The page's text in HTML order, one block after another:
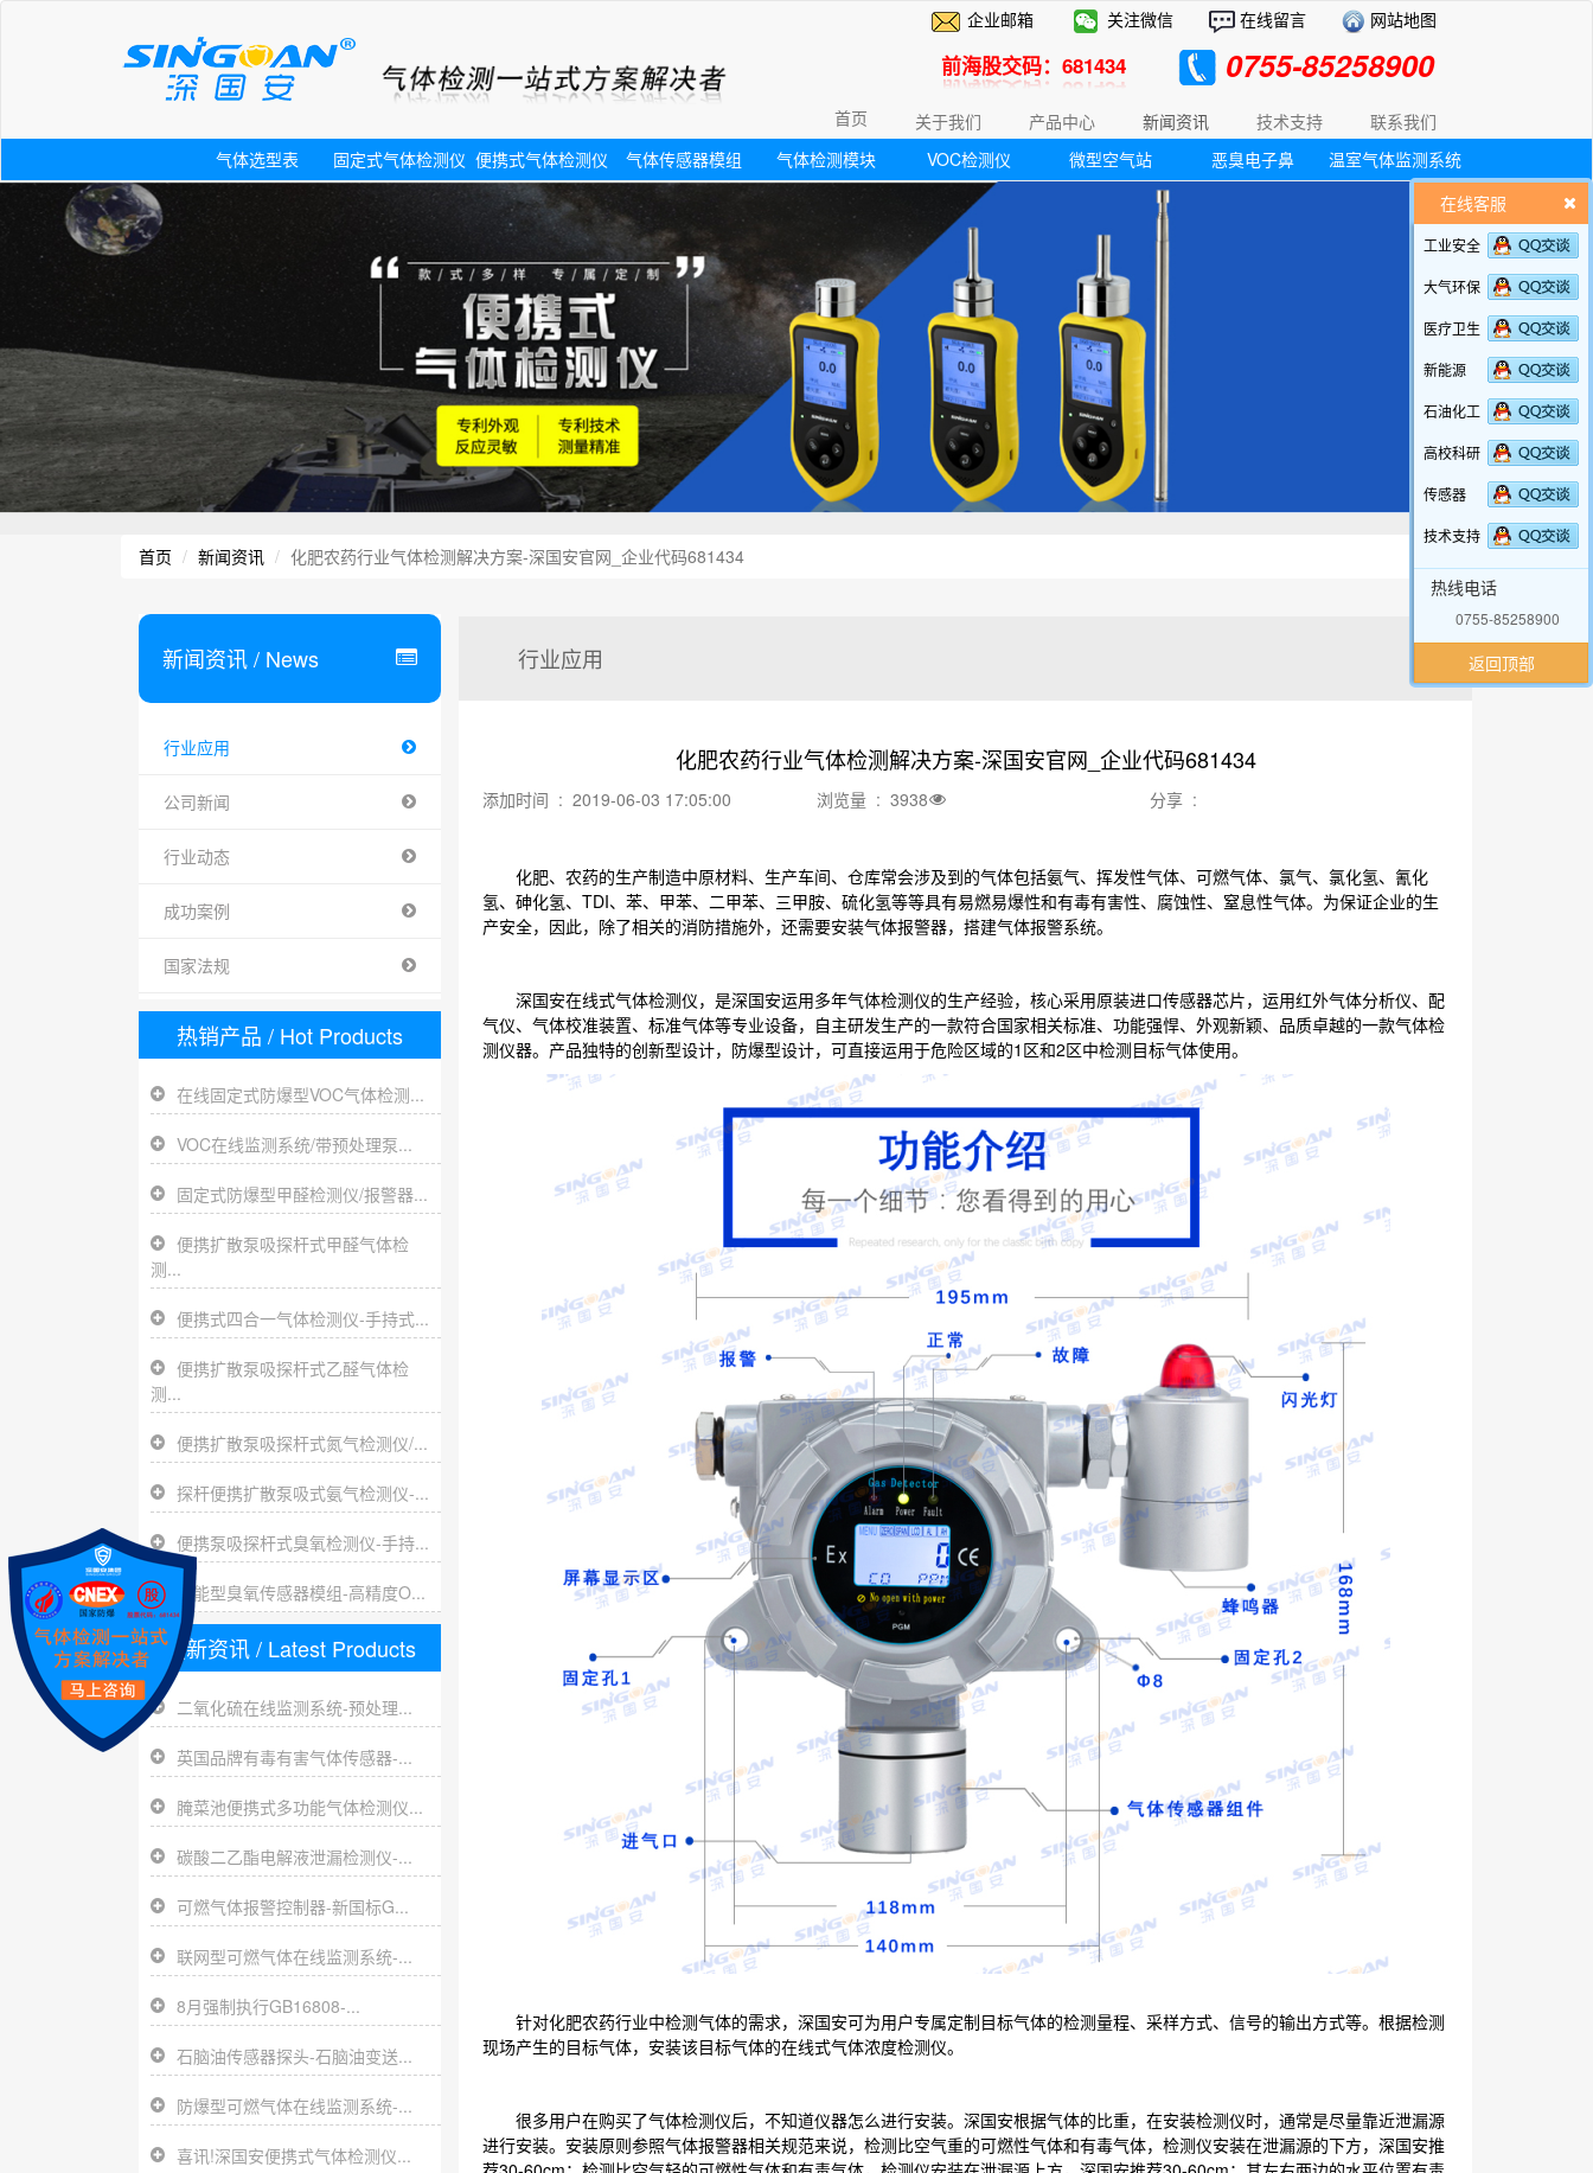
企业邮箱 关注微信 在线留言 网站地图
前海股交码：681434 0755-85258900
首页 关于我们 产品中心 新闻资讯 技术支持
联系我们
气体选型表
固定式气体检测仪 便携式气体检测仪 气体传感器模组 气体检测模块 VOC检测仪 微型空气站 恶臭电子鼻 温室气体监测系统
首页 新闻资讯 化肥农药行业气体检测解决方案-深国安官网_企业代码681434
新闻资讯/ News
行业应用
公司新闻
行业动态
成功案例
国家法规
热销产品 / Hot Products
在线固定式防爆型VOC气体检测...
VOC在线监测系统/带预处理泵...
固定式防爆型甲醛检测仪/报警器...
便携扩散泵吸探杆式甲醛气体检
测...
便携式四合一气体检测仪-手持式...
便携扩散泵吸探杆式乙醛气体检
测...
便携扩散泵吸探杆式氮气检测仪/...
探杆便携扩散泵吸式氨气检测仪-...
便携泵吸探杆式臭氧检测仪-手持...
智能型臭氧传感器模组-高精度O...
最新资讯/ Latest Products
二氧化硫在线监测系统-预处理...
英国品牌有毒有害气体传感器-...
腌菜池便携式多功能气体检测仪...
碳酸二乙酯电解液泄漏检测仪-...
可燃气体报警控制器-新国标G...
联网型可燃气体在线监测系统-...
8月强制执行GB16808-...
石脑油传感器探头-石脑油变送...
防爆型可燃气体在线监测系统-...
喜讯!深国安便携式气体检测仪...
行业应用
化肥农药行业气体检测解决方案-深国安官网_企业代码681434
添加时间 : 2019-06-03 17:05:00 浏览量 : 3938 分享 :
化肥、农药的生产制造中原材料、生产车间、仓库常会涉及到的气体包括氨气、挥发性气体、可燃气体、氯气、氯化氢、氰化
氢、砷化氢、TDI、苯、甲苯、二甲苯、三甲胺、硫化氢等等具有易燃易爆性和有毒有害性、腐蚀性、窒息性气体。为保证企业的生
产安全，因此，除了相关的消防措施外，还需要安装气体报警器，搭建气体报警系统。
深国安在线式气体检测仪，是深国安运用多年气体检测仪的生产经验，核心采用原装进口传感器芯片，运用红外气体分析仪、配
气仪、气体校准装置、标准气体等专业设备，自主研发生产的一款符合国家相关标准、功能强悍、外观新颖、品质卓越的一款气体检
测仪器。产品独特的创新型设计，防爆型设计，可直接运用于危险区域的1区和2区中检测目标气体使用。
针对化肥农药行业中检测气体的需求，深国安可为用户专属定制目标气体的检测量程、采样方式、信号的输出方式等。根据检测
现场产生的目标气体，安装该目标气体的在线式气体浓度检测仪。
很多用户在购买了气体检测仪后，不知道仪器怎么进行安装。深国安根据气体的比重，在安装检测仪时，通常是尽量靠近泄漏源
进行安装。安装原则参照气体报警器相关规范来说，检测比空气重的可燃性气体和有毒气体，检测仪安装在泄漏源的下方，深国安推
在线客服
工业安全
大气环保
医疗卫生
新能源
石油化工
高校科研
传感器
技术支持
热线电话
0755-85258900
返回顶部